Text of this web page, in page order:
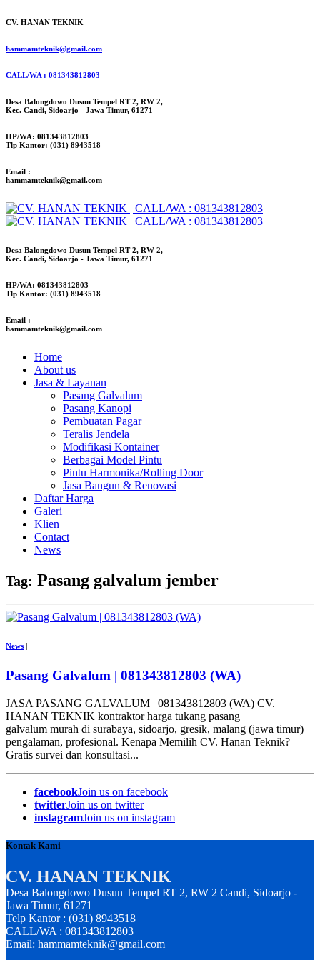
CV. HANAN TEKNIK
hammamteknik@gmail.com
CALL/WA : 081343812803
Desa Balongdowo Dusun Tempel RT 2, RW 2,
Kec. Candi, Sidoarjo - Jawa Timur, 61271
HP/WA: 081343812803
Tlp Kantor: (031) 8943518
Email :
hammamteknik@gmail.com
Desa Balongdowo Dusun Tempel RT 2, RW 2,
Kec. Candi, Sidoarjo - Jawa Timur, 61271
HP/WA: 081343812803
Tlp Kantor: (031) 8943518
Email :
hammamteknik@gmail.com
Home
About us
Jasa & Layanan
Pasang Galvalum
Pasang Kanopi
Pembuatan Pagar
Teralis Jendela
Modifikasi Kontainer
Berbagai Model Pintu
Pintu Harmonika/Rolling Door
Jasa Bangun & Renovasi
Daftar Harga
Galeri
Klien
Contact
News
Tag: Pasang galvalum jember
News
Pasang Galvalum | 081343812803 (WA)
JASA PASANG GALVALUM | 081343812803 (WA) CV.
HANAN TEKNIK kontraktor harga tukang pasang
galvalum murah di surabaya, sidoarjo, gresik, malang (jawa timur)
pengalaman, profesional. Kenapa Memilih CV. Hanan Teknik?
Gratis survei dan konsultasi...
facebookJoin us on facebook
twitterJoin us on twitter
instagramJoin us on instagram
Kontak Kami
CV. HANAN TEKNIK
Desa Balongdowo Dusun Tempel RT 2, RW 2 Candi, Sidoarjo -
Jawa Timur, 61271
Telp Kantor : (031) 8943518
CALL/WA : 081343812803
Email: hammamteknik@gmail.com